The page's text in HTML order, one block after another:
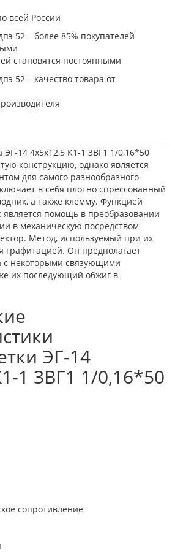
всей России
становятся постоянными
14 4х5х12,5 К1-1 3ВГ1 1/0,16*50
конструкцию, однако является
для самого разнообразного
в себя плотно спрессованный
а также клемму. Функцией
является помощь в преобразовании
в механическую посредством
Метод, используемый при их
графитацией. Он предполагает
с некоторыми связующими
их последующий обжиг в
ЭГ-14
1 3ВГ1 1/0,16*50
сопротивление